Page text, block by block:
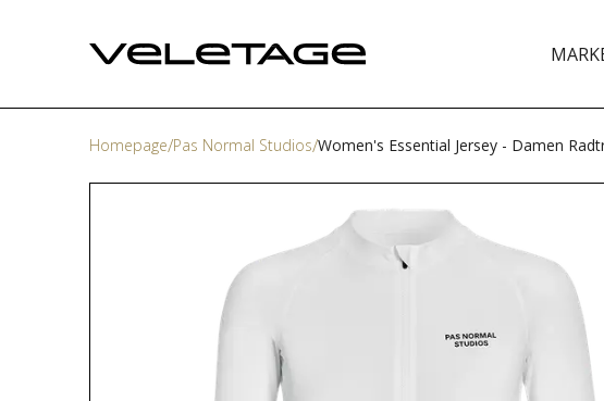
Homepage Pas Normal Studios Women's Essential Jersey - Damen